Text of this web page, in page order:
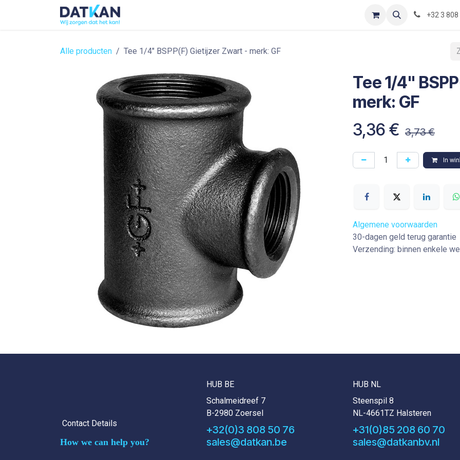
Optimization-of-piping-components
+32 3 808
Alle producten Tee 1/4" BSPP(F) Gietijzer Zwart - merk: GF
Tee 1/4"
merk: GF
3,36 € 3,73€
In
Algemene voorwaarden
30-dagen geld terug garantie
Verzending: binnen enkele
Contact Details
How we can help you?
HUB BE
Schalmeidreef 7
B-2980 Zoersel
+32(0)3 808 50 76
sales@datkan.be
HUB NL
Steenspil 8
NL-4661TZ Halsteren
+31(0)85 208 60 70
sales@datkanbv.nl